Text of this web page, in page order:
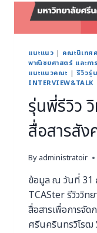
แนะแนว | คณะนิเทศ
พาณิชยศาสตร์ และก
แนะแนวคณะ | รีวิวรุ่
INTERVIEW&TALK
รุ่นพี่รีวิว
สื่อสารสั
By administratoir
ข้อมูล ณ วันที่ 31
TCASter รีวิววิท
สื่อสารเพื่อการจัด
ศรีนครินทรวิโรฒ